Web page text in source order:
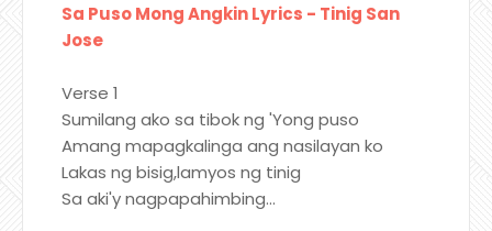
Sa Puso Mong Angkin Lyrics - Tinig San
Jose
Verse 1
Sumilang ako sa tibok ng 'Yong puso
Amang mapagkalinga ang nasilayan ko
Lakas ng bisig,lamyos ng tinig
Sa aki'y nagpapahimbing...